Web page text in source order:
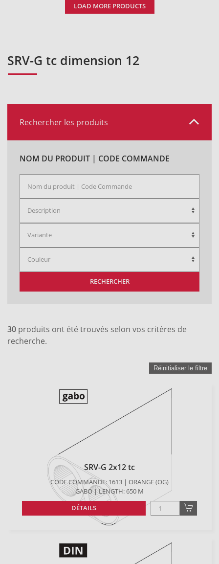
LOAD MORE PRODUCTS
SRV-G tc dimension 12
Rechercher les produits
NOM DU PRODUIT | CODE COMMANDE
RECHERCHER
30 produits ont été trouvés selon vos critères de
recherche.
Réinitialiser le filtre
SRV-G 2x12 tc
CODE COMMANDE: 1613 | ORANGE (OG)
GABO | LENGTH: 650 M
DÉTAILS